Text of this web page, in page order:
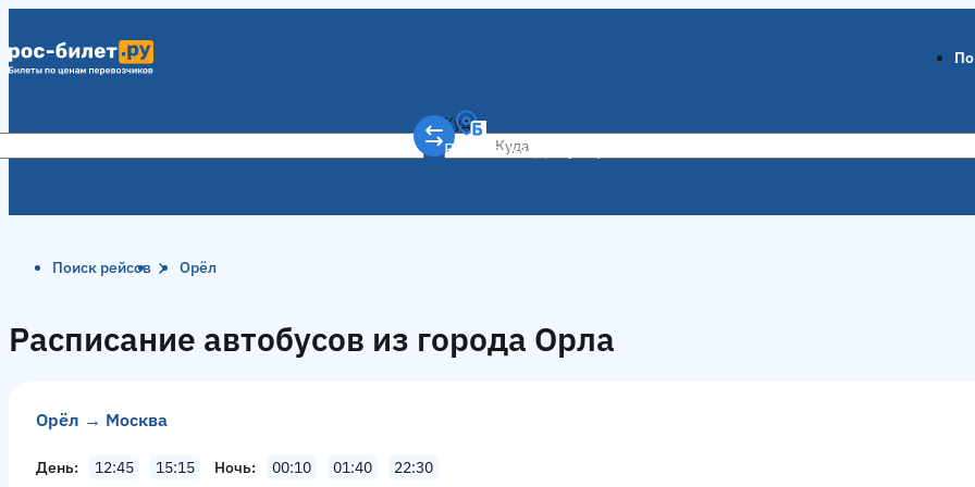
Куда
Ростов-на-Дону
Поиск рейсов Орёл
Расписание автобусов из города Орла
Орёл → Москва
День 12:45 15:15 Ночь 00:10 01:40 22:30